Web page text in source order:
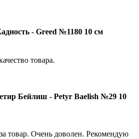
- Greed №1180 10 см
товара.
Бейлиш - Petyr Baelish №29 10
товар. Очень доволен. Рекомендую